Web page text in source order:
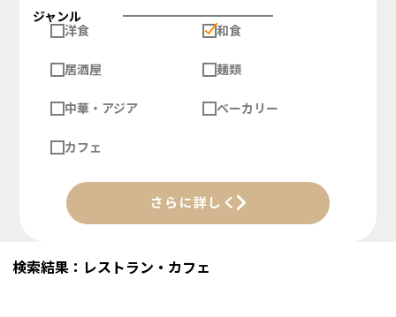
ジャンル
洋食
和食
居酒屋 麺類
中華・アジア ベーカリー
カフェ
さらに詳しく
検索結果：レストラン・カフェ